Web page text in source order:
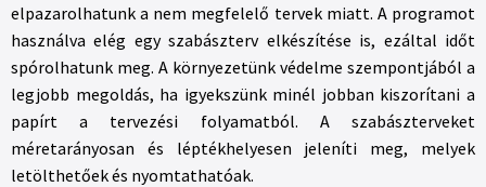
elpazarolhatunk a nem megfelelő tervek miatt. A programot
használva elég egy szabászterv elkészítése is, ezáltal időt
spórolhatunk meg. A környezetünk védelme szempontjából a
legjobb megoldás, ha igyekszünk minél jobban kiszorítani a
papírt a tervezési folyamatból. A szabászterveket
méretarányosan és léptékhelyesen jeleníti meg, melyek
letölthetőek és nyomtathatóak.